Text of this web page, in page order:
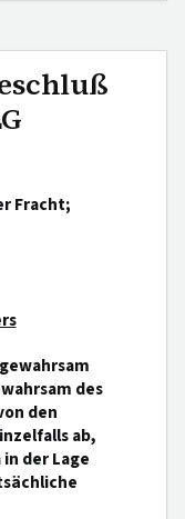
Fracht;
des
den
ab,
der Lage